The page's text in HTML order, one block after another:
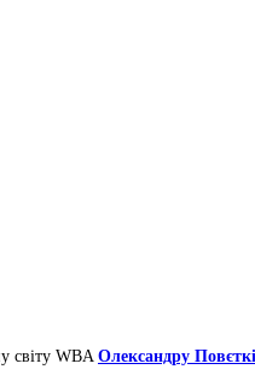
світу WBA Олександру